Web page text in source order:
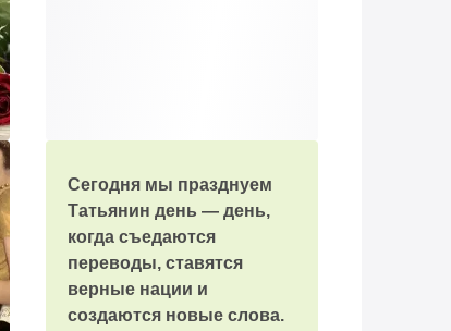
Сегодня мы празднуем
Татьянин день — день,
когда съедаются
переводы, ставятся
верные нации и
создаются новые слова.